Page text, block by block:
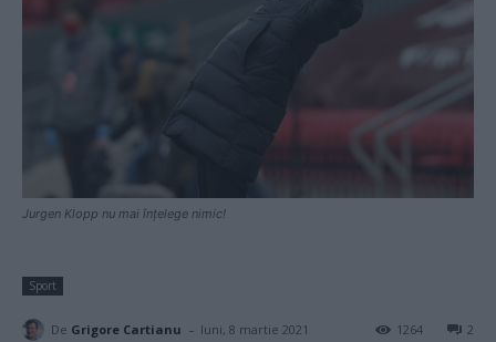
Jurgen Klopp nu mai înțelege nimic!
Sport
De Grigore Cartianu - luni, 8 martie 2021 2
1264